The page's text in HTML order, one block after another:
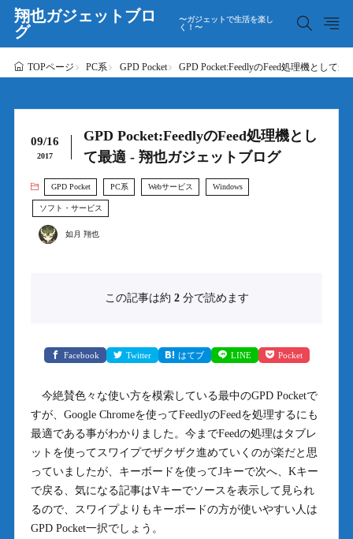
翔也ガジェットブロ
グ
〜ガジェットで生活を楽し
く！〜
TOPページ PC系 GPD Pocket GPD Pocket:FeedlyのFeed処理機として
09/16
2017
GPD Pocket:FeedlyのFeed処理機とし
て最適 - 翔也ガジェットブログ
GPD Pocket PC系 Webサービス Windows
ソフト・サービス
如月 翔也
この記事は約 2分で読めます
Facebook Twitter はてブ LINE Pocket
今絶賛色々な使い方を模索している最中のGPD Pocketで
すが、Google Chromeを使ってFeedlyのFeedを処理するにも
最適である事がわかりました。今までFeedの処理はタブレ
ットを使ってスワイプでザクザク進めていくのが楽だと思
っていましたが、キーボードを使ってJキーで次へ、Kキー
で戻る、気になる記事はVキーでソースを表示して見られ
るので、スワイプよりもキーボードの方が使いやすい人は
GPD Pocket一択でしょう。